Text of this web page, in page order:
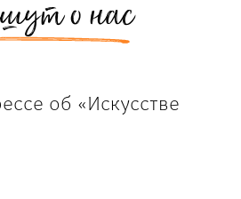
о нас
об «Искусстве